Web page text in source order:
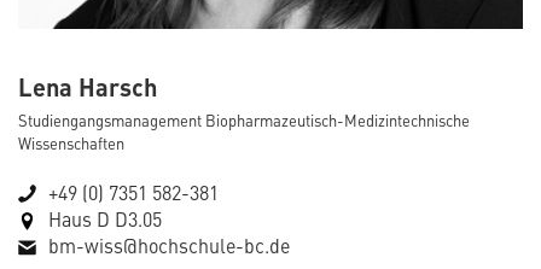
Lena Harsch
Studiengangsmanagement Biopharmazeutisch-Medizintechnische
Wissenschaften
+49 (0) 7351 582-381
Haus D D3.05
bm-wiss@hochschule-bc.de